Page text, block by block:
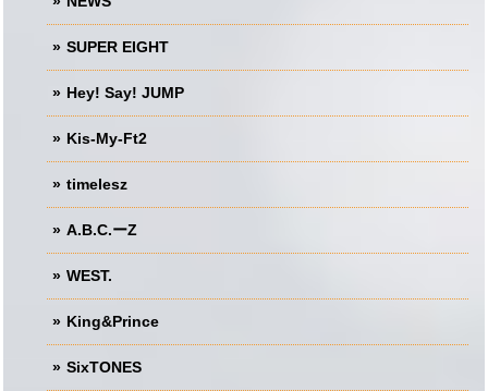
SUPER EIGHT
Hey! Say! JUMP
Kis-My-Ft2
timelesz
A.B.C.ーZ
WEST.
King&Prince
SixTONES